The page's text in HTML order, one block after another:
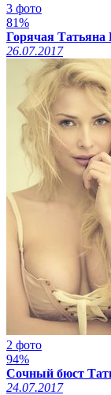
3 фото
81%
Горячая Татьяна
26.07.2017
2 фото
94%
Сочный бюст
24.07.2017